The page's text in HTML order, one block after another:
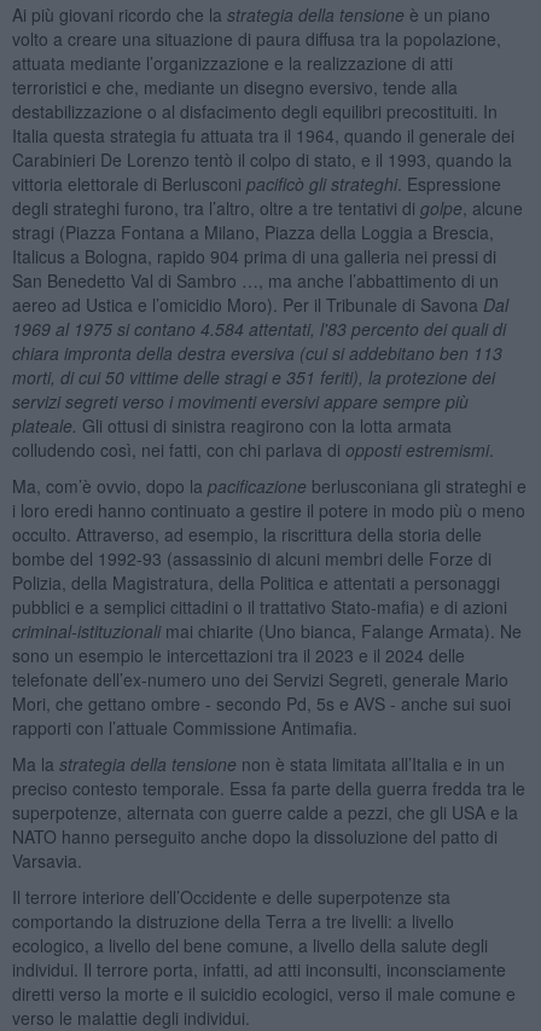
Ai più giovani ricordo che la strategia della tensione è un piano
volto a creare una situazione di paura diffusa tra la popolazione,
attuata mediante l’organizzazione e la realizzazione di atti
terroristici e che, mediante un disegno eversivo, tende alla
destabilizzazione o al disfacimento degli equilibri precostituiti. In
Italia questa strategia fu attuata tra il 1964, quando il generale dei
Carabinieri De Lorenzo tentò il colpo di stato, e il 1993, quando la
vittoria elettorale di Berlusconi pacificò gli strateghi. Espressione
degli strateghi furono, tra l’altro, oltre a tre tentativi di golpe , alcune
stragi (Piazza Fontana a Milano, Piazza della Loggia a Brescia,
Italicus a Bologna, rapido 904 prima di una galleria nei pressi di
San Benedetto Val di Sambro …, ma anche l’abbattimento di un
aereo ad Ustica e l’omicidio Moro). Per il Tribunale di Savona Dal
1969 al 1975 si contano 4.584 attentati, l'83 percento dei quali di
chiara impronta della destra eversiva (cui si addebitano ben 113
morti, di cui 50 vittime delle stragi e 351 feriti), la protezione dei
servizi segreti verso i movimenti eversivi appare sempre più
plateale. Gli ottusi di sinistra reagirono con la lotta armata
colludendo così, nei fatti, con chi parlava di opposti estremismi.
Ma, com’è ovvio, dopo la pacificazione berlusconiana gli strateghi e
i loro eredi hanno continuato a gestire il potere in modo più o meno
occulto. Attraverso, ad esempio, la riscrittura della storia delle
bombe del 1992-93 (assassinio di alcuni membri delle Forze di
Polizia, della Magistratura, della Politica e attentati a personaggi
pubblici e a semplici cittadini o il trattativo Stato-mafia) e di azioni
criminal-istituzionalimai chiarite (Uno bianca, Falange Armata). Ne
sono un esempio le intercettazioni tra il 2023 e il 2024 delle
telefonate dell’ex-numero uno dei Servizi Segreti, generale Mario
Mori, che gettano ombre - secondo Pd, 5s e AVS - anche sui suoi
rapporti con l’attuale Commissione Antimafia.
Ma la strategia della tensione non è stata limitata all’Italia e in un
preciso contesto temporale. Essa fa parte della guerra fredda tra le
superpotenze, alternata con guerre calde a pezzi, che gli USA e la
NATO hanno perseguito anche dopo la dissoluzione del patto di
Varsavia.
Il terrore interiore dell’Occidente e delle superpotenze sta
comportando la distruzione della Terra a tre livelli: a livello
ecologico, a livello del bene comune, a livello della salute degli
individui. Il terrore porta, infatti, ad atti inconsulti, inconsciamente
diretti verso la morte e il suicidio ecologici, verso il male comune e
verso le malattie degli individui.